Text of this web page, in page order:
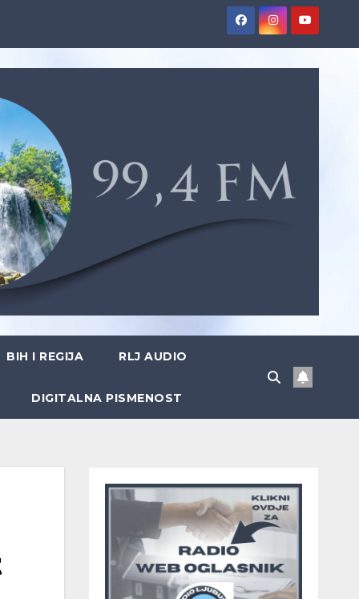
BIH I REGIJA RLJ AUDIO
DIGITALNA PISMENOST